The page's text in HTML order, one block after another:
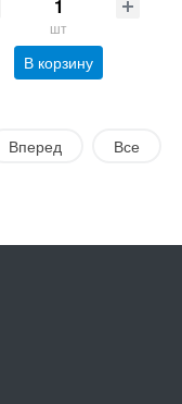
шт
В корзину
Вперед Все